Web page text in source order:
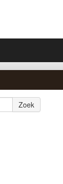
Zoek